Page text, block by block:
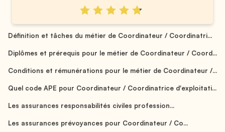
Définition et tâches du métier de Coordinateur / Coordinatri...
Diplômes et prérequis pour le métier de Coordinateur / Coord...
Conditions et rémunérations pour le métier de Coordinateur /...
Quel code APE pour Coordinateur / Coordinatrice d'exploitati...
Les assurances responsabilités civiles profession...
Les assurances prévoyances pour Coordinateur / Co...